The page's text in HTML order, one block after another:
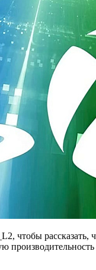
чтобы рассказать,